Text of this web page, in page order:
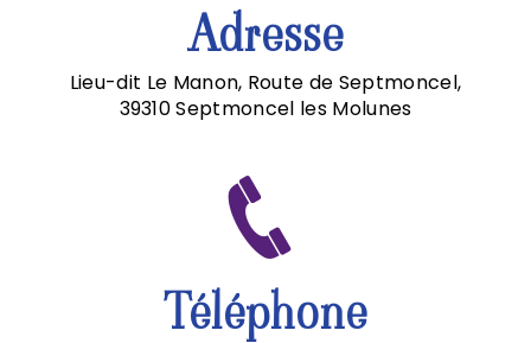
Adresse
Lieu-dit Le Manon, Route de Septmoncel,
39310 Septmoncel les Molunes
Téléphone